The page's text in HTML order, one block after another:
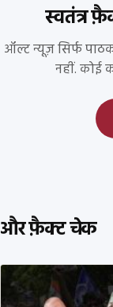
स्वतंत्र
ऑल्ट न्यूज़ सिर्फ
नहीं. कोई
और फ़ैक्ट चेक